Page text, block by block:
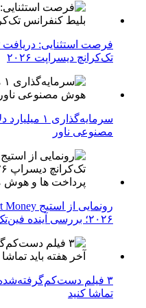
تک‌کرانچ دیسراپت ۲۰۲۶
مصنوعی ناور
۲۰۲۶؛ بررسی آینده فین‌تک، پرداخت‌ ها و هوش مصنوعی
۳ فیلم
تماشا کنید